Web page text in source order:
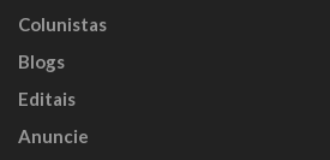
Colunistas
Blogs
Editais
Anuncie